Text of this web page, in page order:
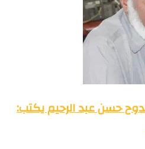
حسن عبد الرحيم يكتب: